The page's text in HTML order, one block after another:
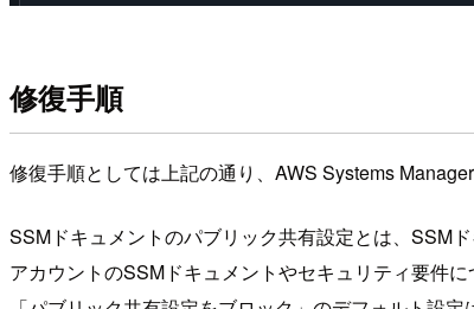
修復手順
修復手順としては上記の通り、AWS Systems
SSMドキュメントのパブリック共有設定とは、SSM
アカウントのSSMドキュメントやセキュリティ要件